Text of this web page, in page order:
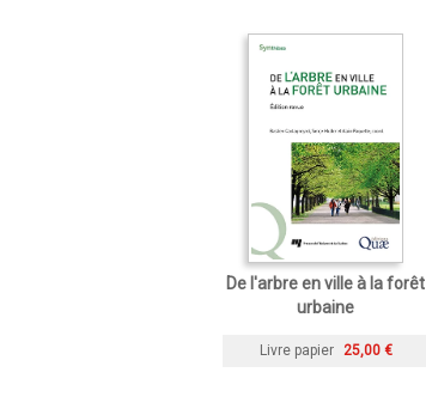
De l'arbre en ville à la forêt
urbaine
Livre papier 25,00 €